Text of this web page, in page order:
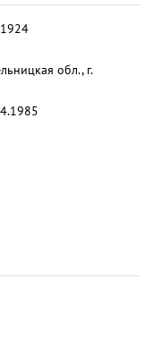
обл., г.